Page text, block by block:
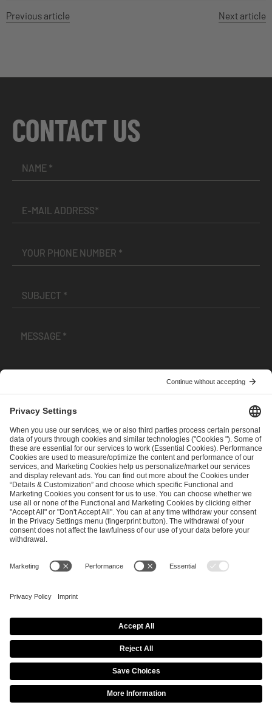
Previous article Next article
CONTACT US
andPrivacy Policy
SEND MESSAGE
CAREER MEDIA RIGHTS
Imprint Privacy Policy Cookie Policy
Terms of Use
Copyright Policy
Procurement Policy
Whistleblowing
Modern Slavery Statement
Security & Disclosure